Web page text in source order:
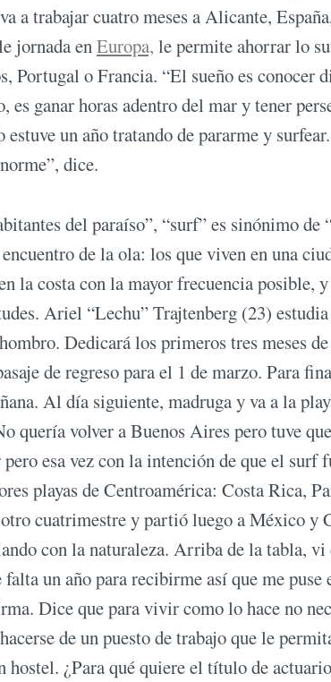
a trabajar cuatro meses a Alicante,
jornada enEuropa, le permite ahorrar lo
Portugal o Francia. “El sueño es conocer
es ganar horas adentro del mar y tener
un año tratando de pararme y
dice.
del paraíso”, “surf” es sinónimo
de la ola: los que viven en una
la costa con la mayor frecuencia posible,
Ariel “Lechu” Trajtenberg (23)
Dedicará los primeros tres meses
de regreso para el 1 de marzo. Para
Al día siguiente, madruga y va a la
quería volver a Buenos Aires pero tuve
esa vez con la intención de que el surf
playas de Centroamérica: Costa Rica,
cuatrimestre y partió luego a México y
con la naturaleza. Arriba de la tabla, vi
falta un año para recibirme así que me
Dice que para vivir como lo hace no
de un puesto de trabajo que le
hostel. ¿Para qué quiere el título de